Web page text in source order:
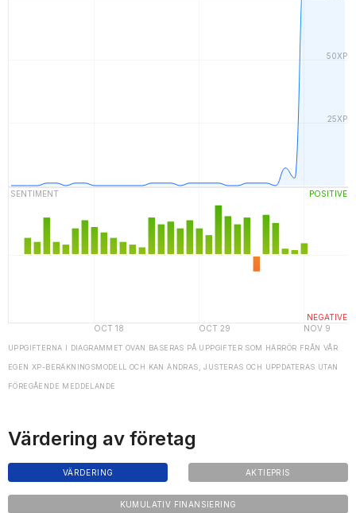
UPPGIFTERNA I DIAGRAMMET OVAN BASERAS PÅ UPPGIFTER SOM HÄRRÖR FRÅN VÅR
EGEN XP-BERÄKNINGSMODELL OCH KAN ÄNDRAS, JUSTERAS OCH UPPDATERAS UTAN
FÖREGÅENDE MEDDELANDE
Värdering av företag
VÄRDERING AKTIEPRIS
KUMULATIV FINANSIERING